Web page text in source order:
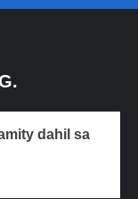
dahil sa